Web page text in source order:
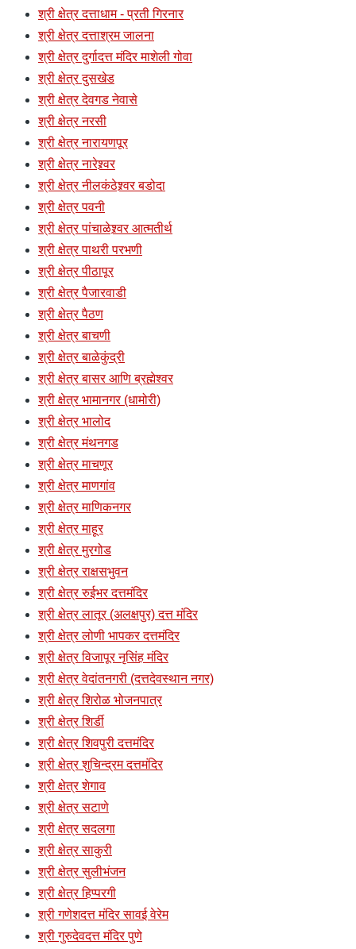
श्री क्षेत्र दत्ताधाम - प्रती गिरनार
श्री क्षेत्र दत्ताश्रम जालना
श्री क्षेत्र दुर्गादत्त मंदिर माशेली गोवा
श्री क्षेत्र दुसखेड
श्री क्षेत्र देवगड नेवासे
श्री क्षेत्र नरसी
श्री क्षेत्र नारायणपूर
श्री क्षेत्र नारेश्र्वर
श्री क्षेत्र नीलकंठेश्र्वर बडोदा
श्री क्षेत्र पवनी
श्री क्षेत्र पांचाळेश्र्वर आत्मतीर्थ
श्री क्षेत्र पाथरी परभणी
श्री क्षेत्र पीठापूर
श्री क्षेत्र पैजारवाडी
श्री क्षेत्र पैठण
श्री क्षेत्र बाचणी
श्री क्षेत्र बाळेकुंद्री
श्री क्षेत्र बासर आणि ब्रह्मेश्वर
श्री क्षेत्र भामानगर (धामोरी)
श्री क्षेत्र भालोद
श्री क्षेत्र मंथनगड
श्री क्षेत्र माचणूर
श्री क्षेत्र माणगांव
श्री क्षेत्र माणिकनगर
श्री क्षेत्र माहूर
श्री क्षेत्र मुरगोड
श्री क्षेत्र राक्षसभुवन
श्री क्षेत्र रुईभर दत्तमंदिर
श्री क्षेत्र लातूर (अलक्षपुर) दत्त मंदिर
श्री क्षेत्र लोणी भापकर दत्तमंदिर
श्री क्षेत्र विजापूर नृसिंह मंदिर
श्री क्षेत्र वेदांतनगरी (दत्तदेवस्थान नगर)
श्री क्षेत्र शिरोळ भोजनपात्र
श्री क्षेत्र शिर्डी
श्री क्षेत्र शिवपुरी दत्तमंदिर
श्री क्षेत्र शुचिन्द्रम दत्तमंदिर
श्री क्षेत्र शेगाव
श्री क्षेत्र सटाणे
श्री क्षेत्र सदलगा
श्री क्षेत्र साकुरी
श्री क्षेत्र सुलीभंजन
श्री क्षेत्र हिप्परगी
श्री गणेशदत्त मंदिर सावई वेरेम
श्री गुरुदेवदत्त मंदिर पुणे